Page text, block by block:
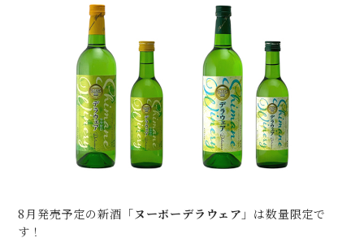
8月発売予定の新酒「ヌーボーデラウェア 」は数量限定で
す！